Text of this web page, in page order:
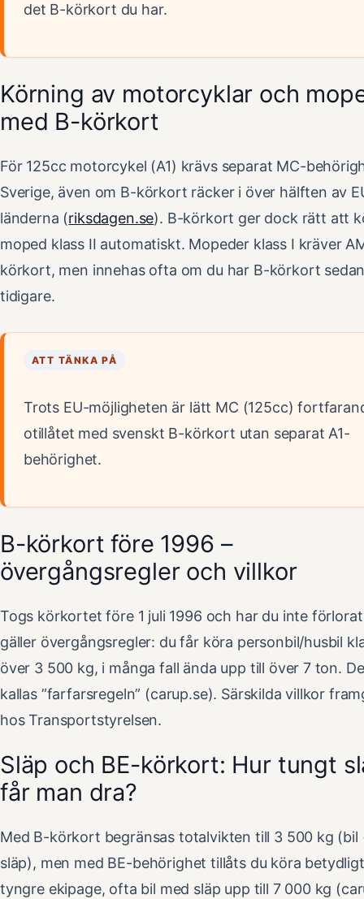
det B-körkort du har.
Körning av motorcyklar och
med B-körkort
För 125cc motorcykel (A1) krävs separat MC-
Sverige, även om B-körkort räcker i över hälften av
länderna (riksdagen.se). B-körkort ger dock rätt att
moped klass II automatiskt. Mopeder klass I kräver
körkort, men innehas ofta om du har B-körkort
tidigare.
ATT TÄNKA PÅ
Trots EU-möjligheten är lätt MC (125cc)
otillåtet med svenskt B-körkort utan separat A1-
behörighet.
B-körkort före 1996 –
övergångsregler och villkor
Togs körkortet före 1 juli 1996 och har du inte
gäller övergångsregler: du får köra personbil/husbil
över 3 500 kg, i många fall ända upp till över 7 ton.
kallas ”farfarsregeln” (carup.se). Särskilda villkor
hos Transportstyrelsen.
Släp och BE-körkort: Hur tungt
får man dra?
Med B-körkort begränsas totalvikten till 3 500 kg (bil
släp), men med BE-behörighet tillåts du köra betydligt
tyngre ekipage, ofta bil med släp upp till 7 000 kg